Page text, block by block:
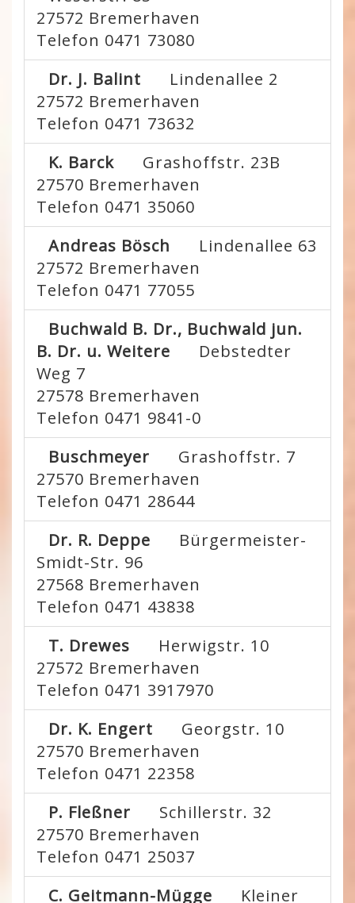
27572 Bremerhaven
Telefon 0471 73080
Dr. J. Balint
Lindenallee 2
27572 Bremerhaven
Telefon 0471 73632
K. Barck
Grashoffstr. 23B
27570 Bremerhaven
Telefon 0471 35060
Andreas Bösch
Lindenallee 63
27572 Bremerhaven
Telefon 0471 77055
Buchwald B. Dr., Buchwald jun.
B. Dr. u. Weitere
Debstedter
Weg 7
27578 Bremerhaven
Telefon 0471 9841-0
Buschmeyer
Grashoffstr. 7
27570 Bremerhaven
Telefon 0471 28644
Dr. R. Deppe
Bürgermeister-
Smidt-Str. 96
27568 Bremerhaven
Telefon 0471 43838
T. Drewes
Herwigstr. 10
27572 Bremerhaven
Telefon 0471 3917970
Dr. K. Engert
Georgstr. 10
27570 Bremerhaven
Telefon 0471 22358
P. Fleßner
Schillerstr. 32
27570 Bremerhaven
Telefon 0471 25037
C. Geitmann-Mügge
Kleiner